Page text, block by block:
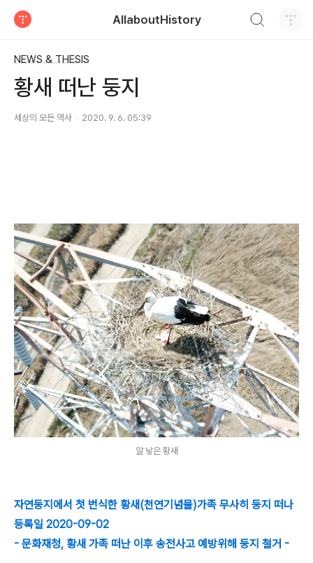
AllaboutHistory
NEWS & THESIS
황새 떠난 둥지
세상의 모든 역사 2020. 9. 6. 05:39
알 낳은 황새
자연둥지에서 첫 번식한 황새(천연기념물)가족 무사히 둥지 떠나
등록일 2020-09-02
- 문화재청, 황새 가족 떠난 이후 송전사고 예방위해 둥지 철거 -